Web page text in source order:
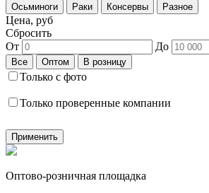
Цена, руб
Сбросить
От
До
Только с фото
Только проверенные компании
Оптово-розничная площадка